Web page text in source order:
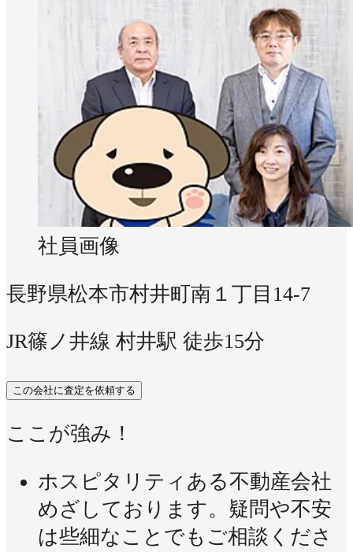
社員画像
長野県松本市村井町南１丁目14-7
JR篠ノ井線 村井駅 徒歩15分
この会社に査定を依頼する
ここが強み！
ホスピタリティある不動産会社
めざしております。疑問や不安
は些細なことでもご相談くださ